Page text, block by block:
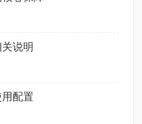
说明
配置